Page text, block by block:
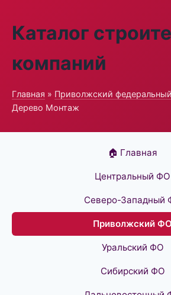
Каталог
компаний
Главная » Приволжский
Дерево Монтаж
🏠 Главная
Центральный ФО
Северо-Западный
Приволжский ФО
Уральский ФО
Сибирский ФО